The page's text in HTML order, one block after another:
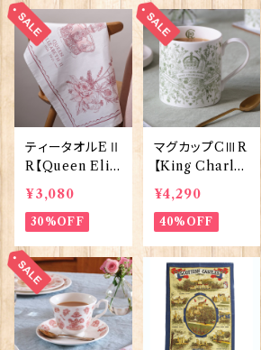
ティータオルEⅡ
R【Queen Eliz
abethⅡ Com
memorative】
Victoria Eggs
¥3,080
30%OFF
マグカップCⅢR
【King Charles
Ⅲ Coronatio
n】Victoria Eg
gs 50127
¥4,290
40%OFF